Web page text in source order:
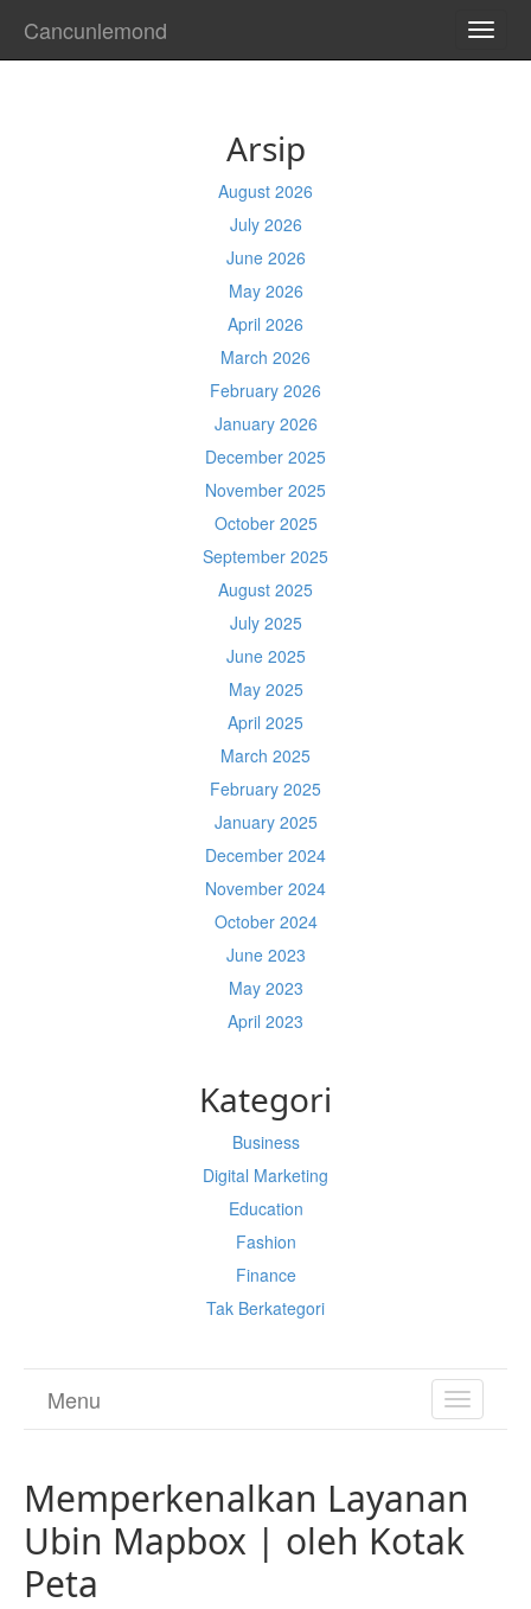
Cancunlemond
Arsip
August 2026
July 2026
June 2026
May 2026
April 2026
March 2026
February 2026
January 2026
December 2025
November 2025
October 2025
September 2025
August 2025
July 2025
June 2025
May 2025
April 2025
March 2025
February 2025
January 2025
December 2024
November 2024
October 2024
June 2023
May 2023
April 2023
Kategori
Business
Digital Marketing
Education
Fashion
Finance
Tak Berkategori
TOGGLE
Menu
Memperkenalkan Layanan
Ubin Mapbox | oleh Kotak
Peta